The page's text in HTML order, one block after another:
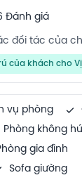
Đánh giá
đối tác của
của khách cho
vụ phòng
Phòng không
gia đình
Sofa giường